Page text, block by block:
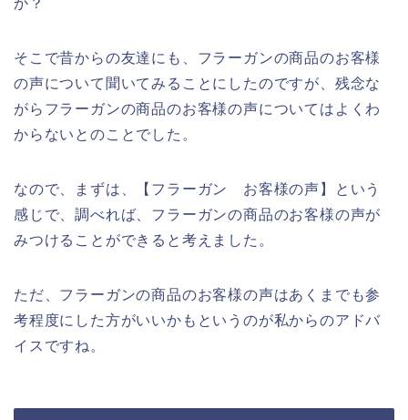
そこで昔からの友達にも、フラーガンの商品のお客様
の声について聞いてみることにしたのですが、残念な
がらフラーガンの商品のお客様の声についてはよくわ
からないとのことでした。
なので、まずは、【フラーガン お客様の声】という
感じで、調べれば、フラーガンの商品のお客様の声が
みつけることができると考えました。
ただ、フラーガンの商品のお客様の声はあくまでも参
考程度にした方がいいかもというのが私からのアドバ
イスですね。